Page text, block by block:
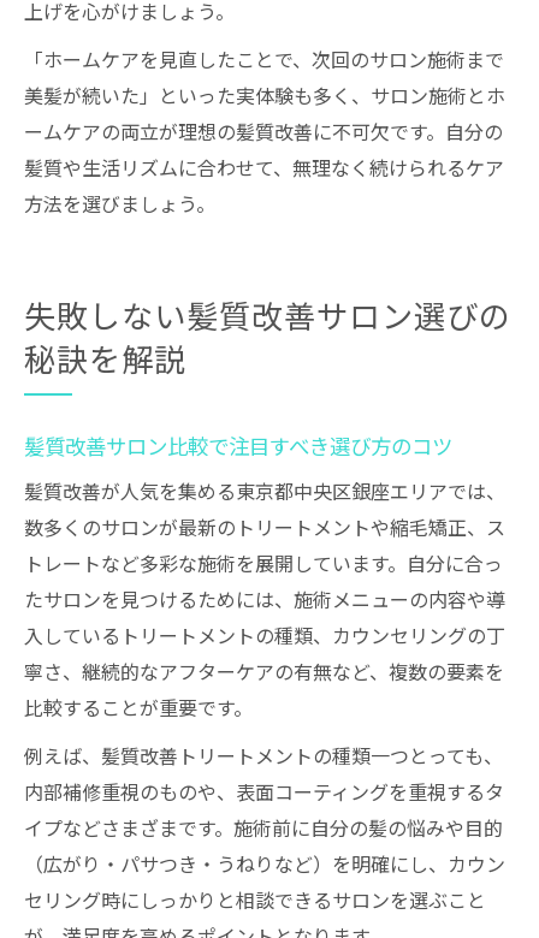
上げを心がけましょう。
「ホームケアを見直したことで、次回のサロン施術まで
美髪が続いた」といった実体験も多く、サロン施術とホ
ームケアの両立が理想の髪質改善に不可欠です。自分の
髪質や生活リズムに合わせて、無理なく続けられるケア
方法を選びましょう。
失敗しない髪質改善サロン選びの
秘訣を解説
髪質改善サロン比較で注目すべき選び方のコツ
髪質改善が人気を集める東京都中央区銀座エリアでは、
数多くのサロンが最新のトリートメントや縮毛矯正、ス
トレートなど多彩な施術を展開しています。自分に合っ
たサロンを見つけるためには、施術メニューの内容や導
入しているトリートメントの種類、カウンセリングの丁
寧さ、継続的なアフターケアの有無など、複数の要素を
比較することが重要です。
例えば、髪質改善トリートメントの種類一つとっても、
内部補修重視のものや、表面コーティングを重視するタ
イプなどさまざまです。施術前に自分の髪の悩みや目的
（広がり・パサつき・うねりなど）を明確にし、カウン
セリング時にしっかりと相談できるサロンを選ぶこと